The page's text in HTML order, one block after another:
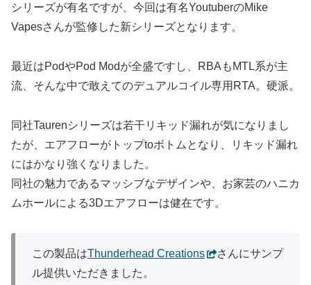
シリーズが有名ですが、今回は有名YoutuberのMike
Vapesさんが監修した新シリーズとなります。
最近はPodやPod Modが全盛ですし、RBAもMTL系が主
流、そんな中で敢えてのデュアルコイル専用RTA。硬派。
同社Taurenシリーズは若干リキッド漏れが気になりまし
たが、エアフローがトップtoボトムとなり、リキッド漏れ
にはかなり強くなりました。
同社の魅力であるマッシブなデザインや、お家芸のハニカ
ムホールによる3Dエアフローは健在です。
この製品はThunderhead Creations
さんにサンプ
ル提供いただきました。